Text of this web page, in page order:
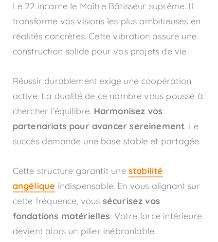
Le 22 incarne le Maître Bâtisseur suprême. Il
transforme vos visions les plus ambitieuses en
réalités concrètes. Cette vibration assure une
construction solide pour vos projets de vie.
Réussir durablement exige une coopération
active. La dualité de ce nombre vous pousse à
chercher l’équilibre. Harmonisez vos
partenariats pour avancer sereinement. Le
succès demande une base stable et partagée.
Cette structure garantit une stabilité
angélique indispensable. En vous alignant sur
cette fréquence, vous sécurisez vos
fondations matérielles. Votre force intérieure
devient alors un pilier inébranlable.